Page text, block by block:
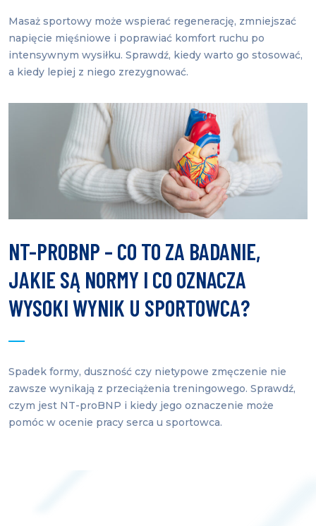
Masaż sportowy może wspierać regenerację, zmniejszać
napięcie mięśniowe i poprawiać komfort ruchu po
intensywnym wysiłku. Sprawdź, kiedy warto go stosować,
a kiedy lepiej z niego zrezygnować.
NT-PROBNP – CO TO ZA BADANIE,
JAKIE SĄ NORMY I CO OZNACZA
WYSOKI WYNIK U SPORTOWCA?
Spadek formy, duszność czy nietypowe zmęczenie nie
zawsze wynikają z przeciążenia treningowego. Sprawdź,
czym jest NT-proBNP i kiedy jego oznaczenie może
pomóc w ocenie pracy serca u sportowca.